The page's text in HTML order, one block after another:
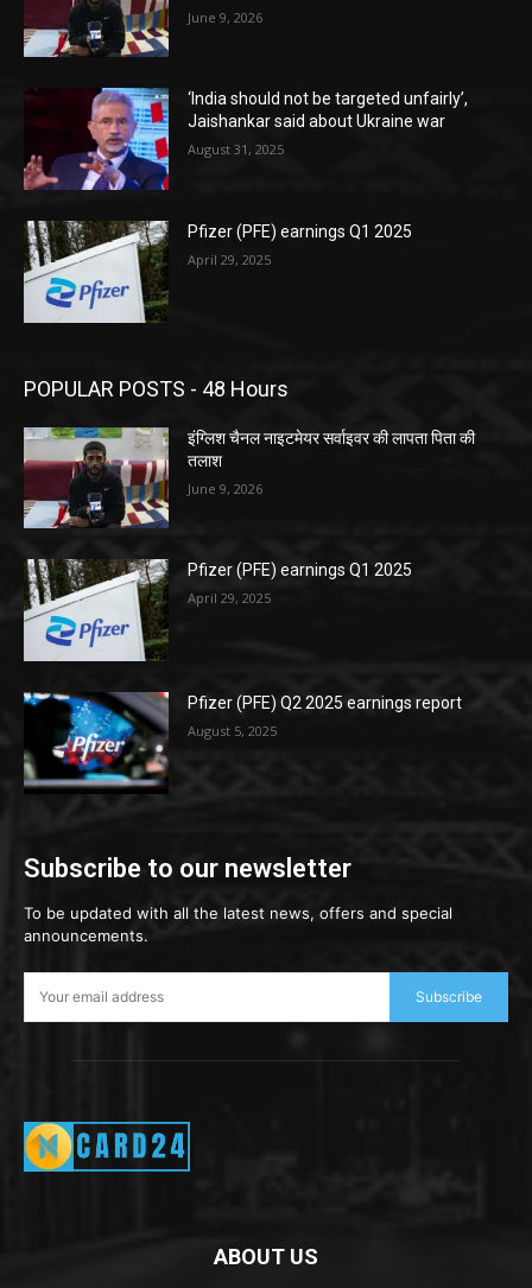
June 9, 2026
‘India should not be targeted unfairly’,
Jaishankar said about Ukraine war
August 31, 2025
Pfizer (PFE) earnings Q1 2025
April 29, 2025
POPULAR POSTS - 48 Hours
इंग्लिश चैनल नाइटमेयर सर्वाइवर की लापता पिता की
तलाश
June 9, 2026
Pfizer (PFE) earnings Q1 2025
April 29, 2025
Pfizer (PFE) Q2 2025 earnings report
August 5, 2025
Subscribe to our newsletter
To be updated with all the latest news, offers and special
announcements.
Subscribe
ABOUT US